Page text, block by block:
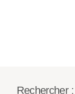
Rechercher :